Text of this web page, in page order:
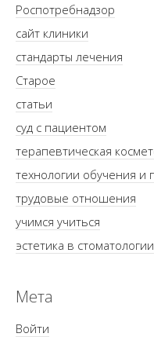
Роспотребнадзор
сайт клиники
стандарты лечения
Старое
статьи
суд с пациентом
терапевтическая
технологии обучения и
трудовые отношения
учимся учиться
эстетика в стоматологии
Мета
Войти